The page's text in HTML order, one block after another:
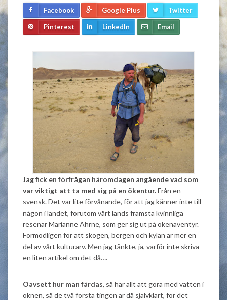
Facebook Google Plus Twitter
Pinterest LinkedIn Email
Jag fick en förfrågan häromdagen angående vad som
var viktigt att ta med sig på en ökentur.Från en
svensk. Det var lite förvånande, för att jag känner inte till
någon i landet, förutom vårt lands främsta kvinnliga
resenär Marianne Ahrne, som ger sig ut på ökenäventyr.
Förmodligen för att skogen, bergen och kylan är mer en
del av vårt kulturarv. Men jag tänkte, ja, varför inte skriva
en liten artikel om det då….
Oavsett hur man färdas, så har allt att göra med vatten i
öknen, så de två första tingen är då självklart, för det